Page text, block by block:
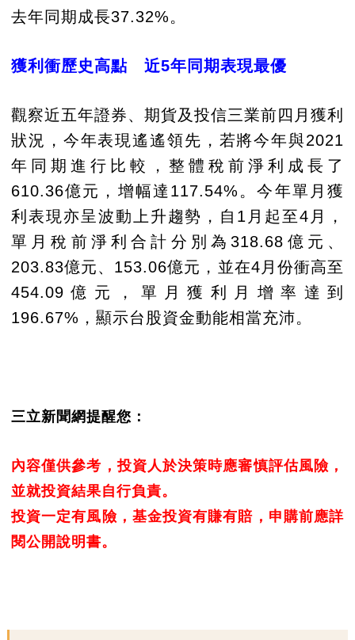
去年同期成長37.32%。
獲利衝歷史高點 近5年同期表現最優
觀察近五年證券、期貨及投信三業前四月獲利
狀況，今年表現遙遙領先，若將今年與2021
年同期進行比較，整體稅前淨利成長了
610.36億元，增幅達117.54%。今年單月獲
利表現亦呈波動上升趨勢，自1月起至4月，
單月稅前淨利合計分別為318.68億元、
203.83億元、153.06億元，並在4月份衝高至
454.09億元，單月獲利月增率達到
196.67%，顯示台股資金動能相當充沛。
三立新聞網提醒您：
內容僅供參考，投資人於決策時應審慎評估風險，
並就投資結果自行負責。
投資一定有風險，基金投資有賺有賠，申購前應詳
閱公開說明書。